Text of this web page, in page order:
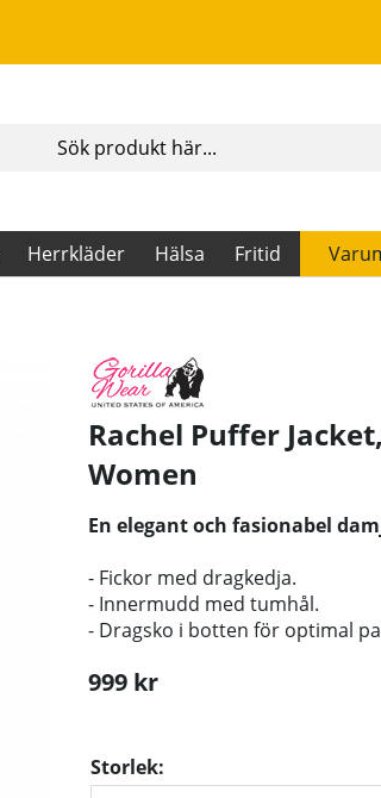
Herrkläder Hälsa Fritid
Rachel Puffer
Women
En elegant och fasionabel
- Fickor med dragkedja.
- Innermudd med tumhål.
- Dragsko i botten för optimal
999 kr
Storlek: